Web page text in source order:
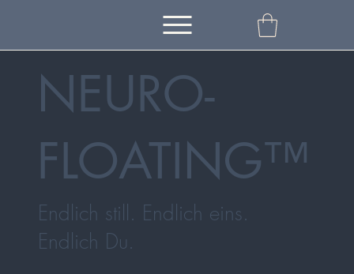
NEURO-
FLOATING™
Endlich still. Endlich eins.
Endlich Du.